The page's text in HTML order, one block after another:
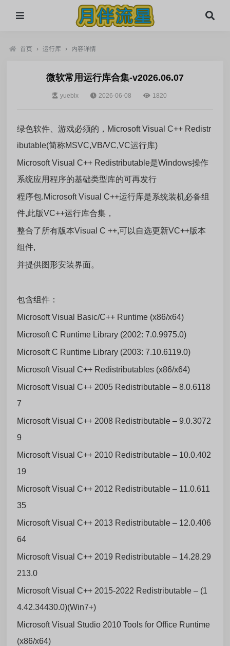
首页 › 运行库 › 内容详情
微软常用运行库合集-v2026.06.07
yueblx 2026-06-08 1820
绿色软件、游戏必须的，Microsoft Visual C++ Redistr
ibutable(简称MSVC,VB/VC,VC运行库)
Microsoft Visual C++ Redistributable是Windows操作
系统应用程序的基础类型库的可再发行
程序包.Microsoft Visual C++运行库是系统装机必备组
件,此版VC++运行库合集，
整合了所有版本Visual C ++,可以自选更新VC++版本
组件,
并提供图形安装界面。
包含组件：
Microsoft Visual Basic/C++ Runtime (x86/x64)
Microsoft C Runtime Library (2002: 7.0.9975.0)
Microsoft C Runtime Library (2003: 7.10.6119.0)
Microsoft Visual C++ Redistributables (x86/x64)
Microsoft Visual C++ 2005 Redistributable – 8.0.6118
7
Microsoft Visual C++ 2008 Redistributable – 9.0.3072
9
Microsoft Visual C++ 2010 Redistributable – 10.0.402
19
Microsoft Visual C++ 2012 Redistributable – 11.0.611
35
Microsoft Visual C++ 2013 Redistributable – 12.0.406
64
Microsoft Visual C++ 2019 Redistributable – 14.28.29
213.0
Microsoft Visual C++ 2015-2022 Redistributable – (1
4.42.34430.0)(Win7+)
Microsoft Visual Studio 2010 Tools for Office Runtime
(x86/x64)